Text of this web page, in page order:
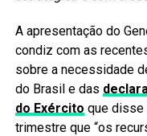
A apresentação do
condiz com as
sobre a necessidade
do Brasil e das
do Exército que disse
trimestre que “os